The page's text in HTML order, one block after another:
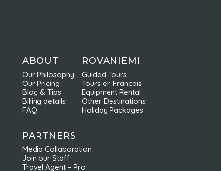
ABOUT
Our Philosophy
Our Pricing
Blog & Tips
Billing details
FAQ
ROVANIEMI
Guided Tours
Tours en Français
Equipment Rental
Other Destinations
Holiday Packages
PARTNERS
Media Collaboration
Join our Staff
Travel Agent – Pro